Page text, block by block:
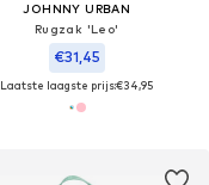
JOHNNY URBAN
Rugzak 'Leo'
€31,45
Laatste laagste prijs:€34,95